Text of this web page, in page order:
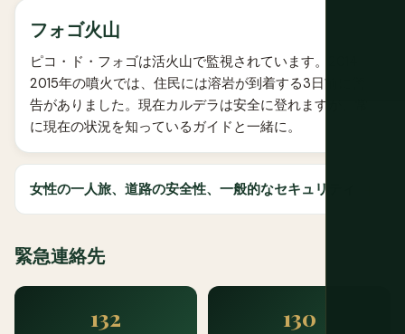
フォゴ火山
ピコ・ド・フォゴは活火山で監視されています。2014-
2015年の噴火では、住民には溶岩が到着する3日前に警
告がありました。現在カルデラは安全に登れますが、常
に現在の状況を知っているガイドと一緒に。
女性の一人旅、道路の安全性、一般的なセキュリティ
緊急連絡先
132 130